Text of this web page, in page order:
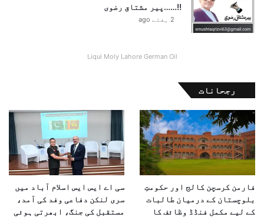
!!……پیر مشتاق رضوی
2 ہفتے ago
Liqui Moly Lahore German Oil
رجحانات
فارمن کرسچن کالج اور حکومتِ
بلوچستان کے درمیان طالبات
کے لیے مکمل فنڈڈ وظائف کا
سی اے ایس ایس اسلام آباد میں
سری لنکن دفاعی وفد کی آمد،
مستقبل کی جنگ، ابھرتی ہوئی